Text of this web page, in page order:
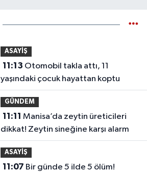
ASAYİŞ
11:13
yaşındaki çocuk hayattan koptu
GÜNDEM
11:11
dikkat! Zeytin sineğine karşı alarm
ASAYİŞ
11:07